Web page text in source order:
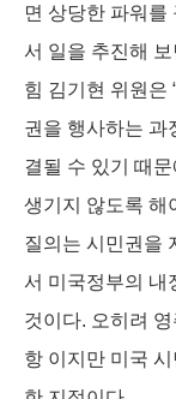
면 상당한 파워를
서 일을 추진해
힘 김기현 위원은
권을 행사하는 과
결될 수 있기 때
생기지 않도록 해
질의는 시민권을
서 미국정부의 내
것이다. 오히려
항 이지만 미국